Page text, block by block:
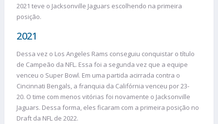
2021 teve o Jacksonville Jaguars escolhendo na primeira
posição.
2021
Dessa vez o Los Angeles Rams conseguiu conquistar o título
de Campeão da NFL. Essa foi a segunda vez que a equipe
venceu o Super Bowl. Em uma partida acirrada contra o
Cincinnati Bengals, a franquia da Califórnia venceu por 23-
20. O time com menos vitórias foi novamente o Jacksonville
Jaguars. Dessa forma, eles ficaram com a primeira posição no
Draft da NFL de 2022.